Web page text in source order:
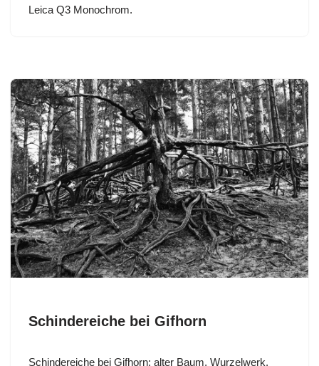
Leica Q3 Monochrom.
Schindereiche bei Gifhorn
Schindereiche bei Gifhorn: alter Baum, Wurzelwerk,